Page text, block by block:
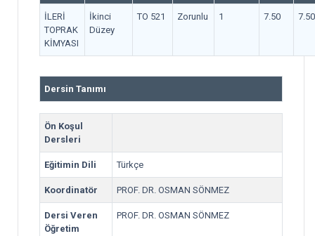
İLERİ
TOPRAK
KİMYASI
İkinci
Düzey
TO 521 Zorunlu 1 7.50 7.50
Dersin Tanımı
Ön Koşul
Dersleri
Eğitimin Dili Türkçe
Koordinatör PROF. DR. OSMAN SÖNMEZ
Dersi Veren
Öğretim
PROF. DR. OSMAN SÖNMEZ